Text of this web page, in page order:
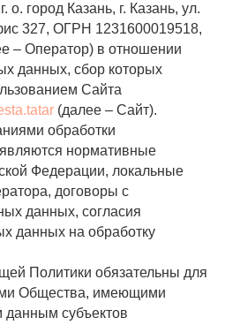
о. город Казань, г. Казань, ул.
327, ОГРН 1231600019518,
– Оператор) в отношении
данных, сбор которых
Сайта
(далее – Сайт).
обработки
нормативные
Федерации, локальные
договоры с
данных, согласия
данных на обработку
Политики обязательны для
Общества, имеющими
данным субъектов